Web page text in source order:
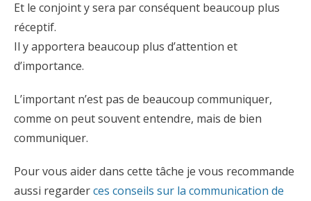
Et le conjoint y sera par conséquent beaucoup plus
réceptif.
Il y apportera beaucoup plus d’attention et
d’importance.
L’important n’est pas de beaucoup communiquer,
comme on peut souvent entendre, mais de bien
communiquer.
Pour vous aider dans cette tâche je vous recommande
aussi regarderces conseils sur la communication de